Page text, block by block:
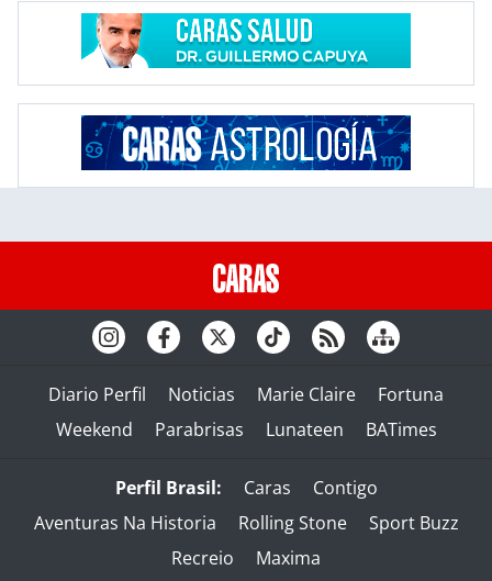
Diario Perfil Noticias Marie Claire
Fortuna
Weekend
Parabrisas Lunateen BATimes
Perfil Brasil: Caras
Contigo
Aventuras Na Historia
Rolling Stone
Sport Buzz
Recreio
Maxima